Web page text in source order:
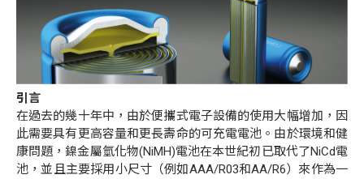
引言
在過去的幾十年中，由於便攜式電子設備的使用大幅增加，因
此需要具有更高容量和更長壽命的可充電電池。由於環境和健
康問題，鎳金屬氫化物(NiMH)電池在本世紀初已取代了NiCd電
池，並且主要採用小尺寸（例如AAA/R03和AA/R6）來作為一